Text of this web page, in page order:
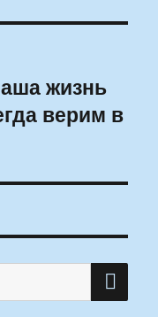
жизнь
верим в